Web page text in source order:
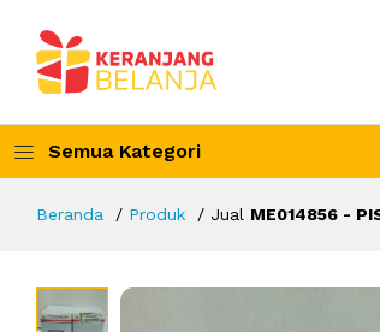
Semua Kategori
Beranda Produk Jual ME014856 -